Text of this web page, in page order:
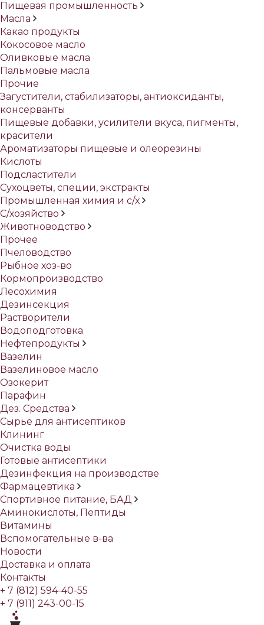
Пищевая промышленность
Масла
Какао продукты
Кокосовое масло
Оливковые масла
Пальмовые масла
Прочие
Загустители, стабилизаторы, антиоксиданты,
консерванты
Пищевые добавки, усилители вкуса, пигменты,
красители
Ароматизаторы пищевые и олеорезины
Кислоты
Подсластители
Сухоцветы, специи, экстракты
Промышленная химия и с/х
С/хозяйство
Животноводство
Прочее
Пчеловодство
Рыбное хоз-во
Кормопроизводство
Лесохимия
Дезинсекция
Растворители
Водоподготовка
Нефтепродукты
Вазелин
Вазелиновое масло
Озокерит
Парафин
Дез. Средства
Сырье для антисептиков
Клининг
Очистка воды
Готовые антисептики
Дезинфекция на производстве
Фармацевтика
Спортивное питание, БАД
Аминокислоты, Пептиды
Витамины
Вспомогательные в-ва
Новости
Доставка и оплата
Контакты
+ 7 (812) 594-40-55
+ 7 (911) 243-00-15